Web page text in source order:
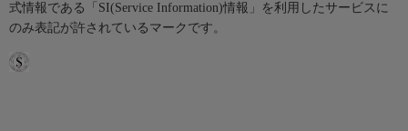
式情報である「SI(Service Information)情報」を利用したサービスに
のみ表記が許されているマークです。